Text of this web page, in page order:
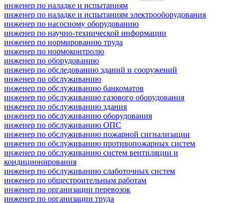
инженер по наладке и испытаниям
инженер по наладке и испытаниям электрооборудования
инженер по насосному оборудованию
инженер по научно-технической информации
инженер по нормированию труда
инженер по нормоконтролю
инженер по оборудованию
инженер по обследованию зданий и сооружений
инженер по обслуживанию
инженер по обслуживанию банкоматов
инженер по обслуживанию газового оборудования
инженер по обслуживанию здания
инженер по обслуживанию оборудования
инженер по обслуживанию ОПС
инженер по обслуживанию пожарной сигнализации
инженер по обслуживанию противопожарных систем
инженер по обслуживанию систем вентиляции и
кондиционирования
инженер по обслуживанию слаботочных систем
инженер по общестроительным работам
инженер по организации перевозок
инженер по организации труда